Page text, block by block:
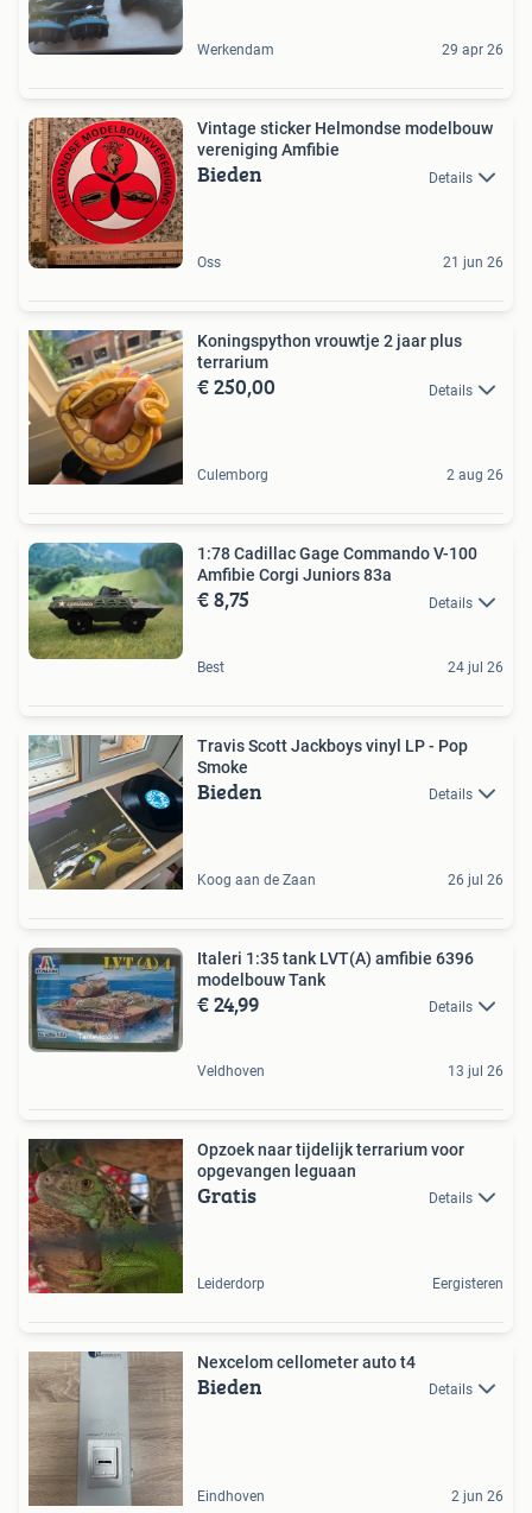
Werkendam 29 apr 26
Vintage sticker Helmondse modelbouw
vereniging Amfibie
Bieden Details
Oss 21 jun 26
Koningspython vrouwtje 2 jaar plus
terrarium
€ 250,00 Details
Culemborg 2 aug 26
1:78 Cadillac Gage Commando V-100
Amfibie Corgi Juniors 83a
€ 8,75 Details
Best 24 jul 26
Travis Scott Jackboys vinyl LP - Pop
Smoke
Bieden Details
Koog aan de Zaan 26 jul 26
Italeri 1:35 tank LVT(A) amfibie 6396
modelbouw Tank
€ 24,99 Details
Veldhoven 13 jul 26
Opzoek naar tijdelijk terrarium voor
opgevangen leguaan
Gratis Details
Leiderdorp Eergisteren
Nexcelom cellometer auto t4
Bieden Details
Eindhoven 2 jun 26